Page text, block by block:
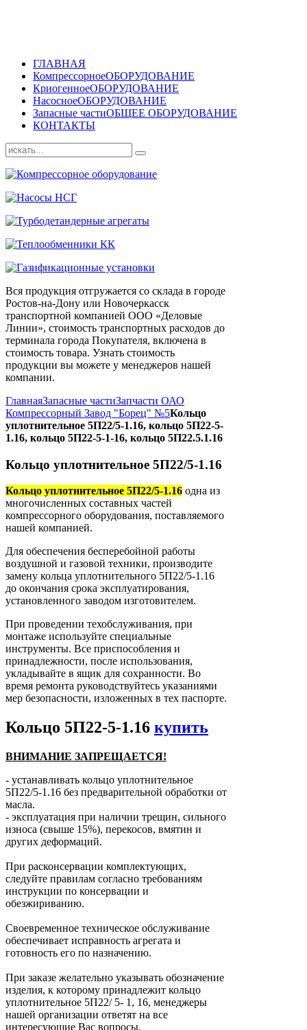
ГЛАВНАЯ
КомпрессорноеОБОРУДОВАНИЕ
КриогенноеОБОРУДОВАНИЕ
НасосноеОБОРУДОВАНИЕ
Запасные частиОБЩЕЕ ОБОРУДОВАНИЕ
КОНТАКТЫ
Вся продукция отгружается со склада в городе
Ростов-на-Дону или Новочеркасск
транспортной компанией ООО «Деловые
Линии», стоимость транспортных расходов до
терминала города Покупателя, включена в
стоимость товара. Узнать стоимость
продукции вы можете у менеджеров нашей
компании.
ГлавнаяЗапасные частиЗапчасти ОАО
Компрессорный Завод "Борец" №5Кольцо
уплотнительное 5П22/5-1.16, кольцо 5П22-5-
1.16, кольцо 5П22-5-1-16, кольцо 5П22.5.1.16
Кольцо уплотнительное 5П22/5-1.16
Кольцо уплотнительное 5П22/5-1.16 одна из
многочисленных составных частей
компрессорного оборудования, поставляемого
нашей компанией.
Для обеспечения бесперебойной работы
воздушной и газовой техники, производите
замену кольца уплотнительного 5П22/5-1.16
до окончания срока эксплуатирования,
установленного заводом изготовителем.
При проведении техобслуживания, при
монтаже используйте специальные
инструменты. Все приспособления и
принадлежности, после использования,
укладывайте в ящик для сохранности. Во
время ремонта руководствуйтесь указаниями
мер безопасности, изложенных в тех паспорте.
Кольцо 5П22-5-1.16 купить
ВНИМАНИЕ ЗАПРЕЩАЕТСЯ!
- устанавливать кольцо уплотнительное
5П22/5-1.16 без предварительной обработки от
масла.
- эксплуатация при наличии трещин, сильного
износа (свыше 15%), перекосов, вмятин и
других деформаций.
При расконсервации комплектующих,
следуйте правилам согласно требованиям
инструкции по консервации и
обезжириванию.
Своевременное техническое обслуживание
обеспечивает исправность агрегата и
готовность его по назначению.
При заказе желательно указывать обозначение
изделия, к которому принадлежит кольцо
уплотнительное 5П22/ 5- 1, 16, менеджеры
нашей организации ответят на все
интересующие Вас вопросы.